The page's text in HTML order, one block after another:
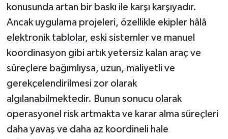
konusunda artan bir baskı ile karşı karşıyadır.
Ancak uygulama projeleri, özellikle ekipler hâlâ
elektronik tablolar, eski sistemler ve manuel
koordinasyon gibi artık yetersiz kalan araç ve
süreçlere bağımlıysa, uzun, maliyetli ve
gerekçelendirilmesi zor olarak
algılanabilmektedir. Bunun sonucu olarak
operasyonel risk artmakta ve karar alma süreçleri
daha yavaş ve daha az koordineli hale